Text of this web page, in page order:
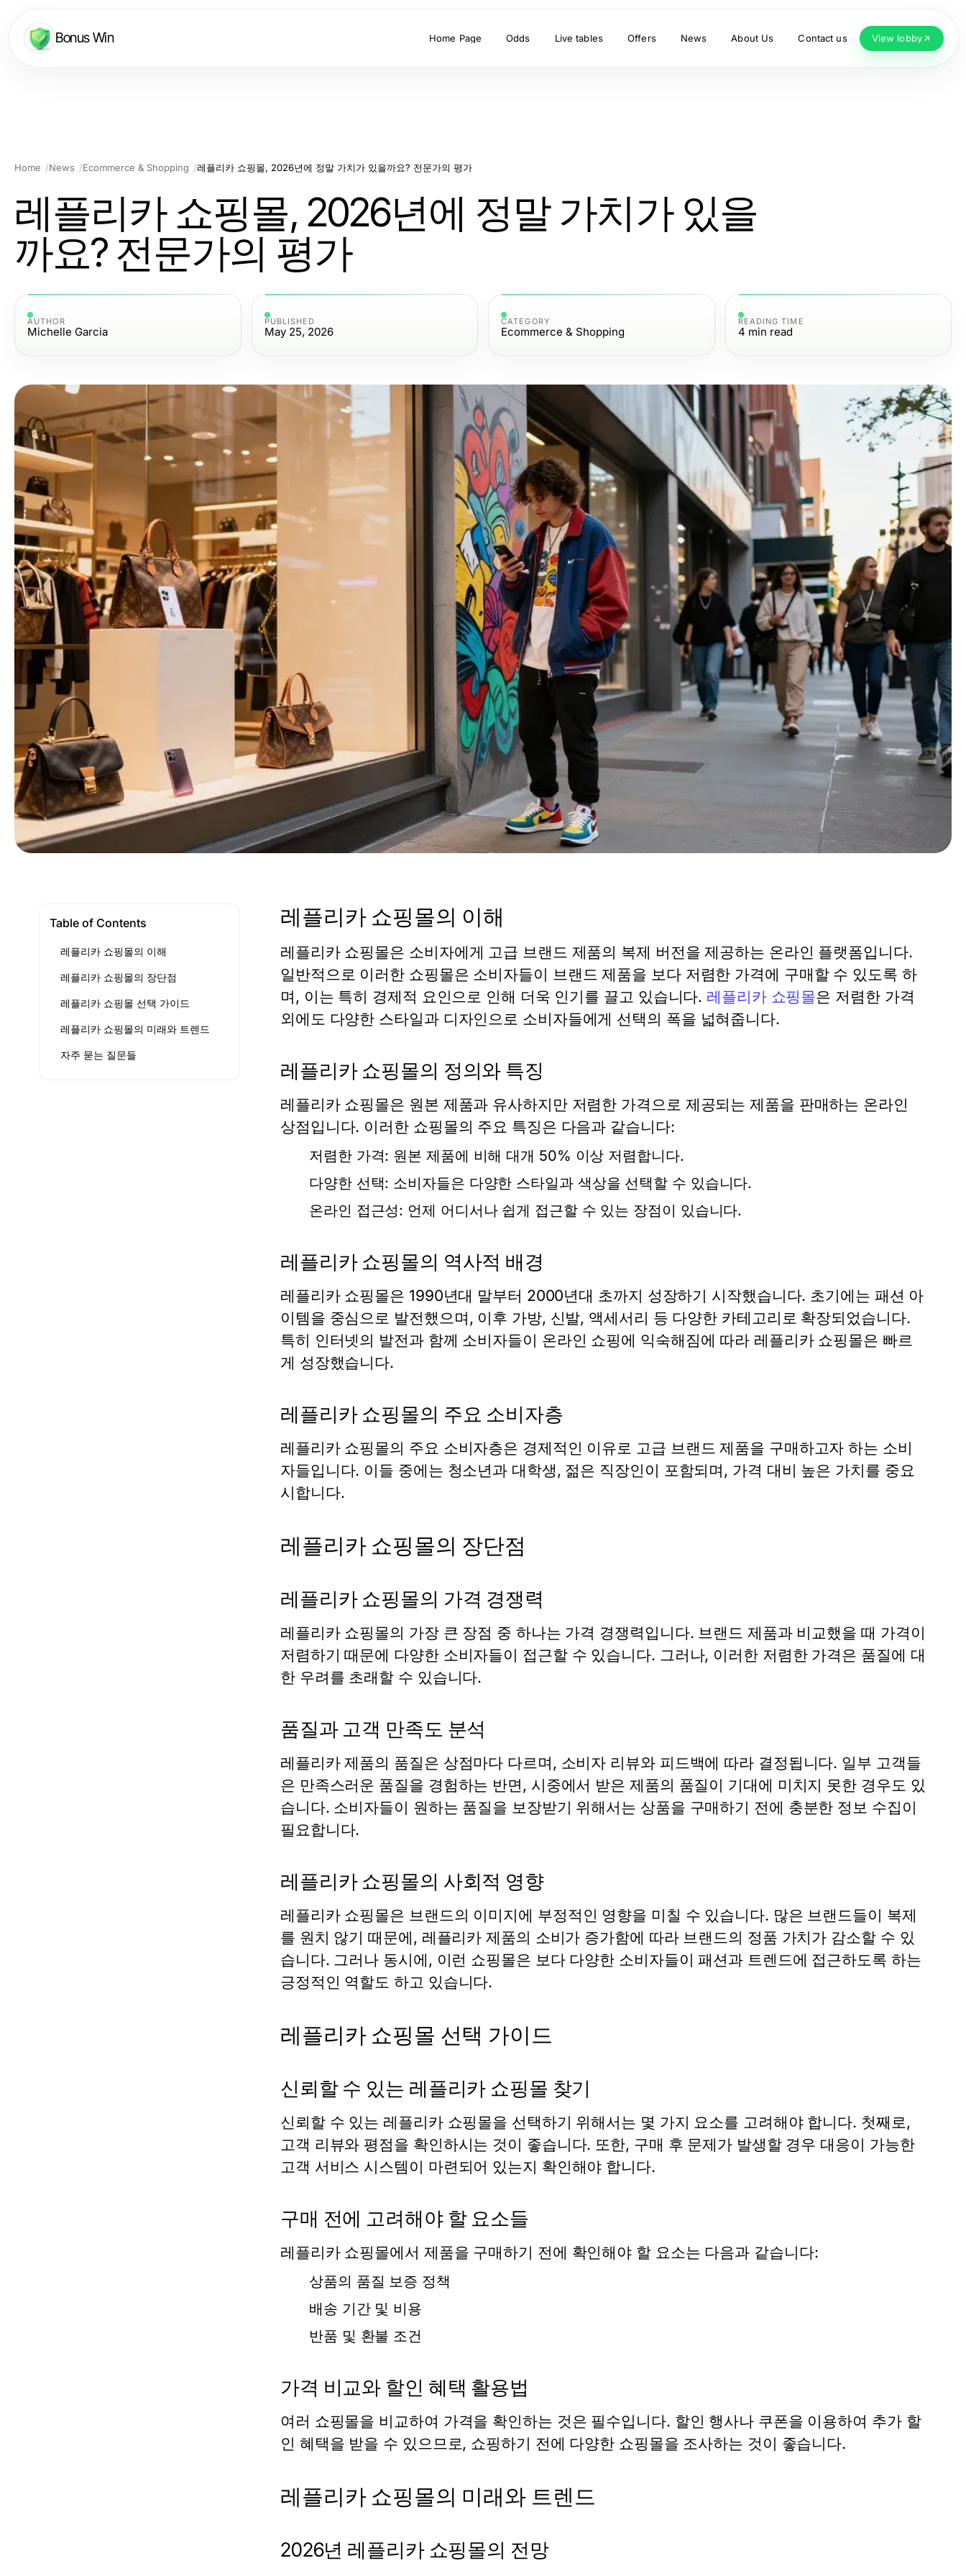
Bonus Win Home Page Odds Live tables Offers News About Us Contact us View lobby
Home News Ecommerce & Shopping 레플리카 쇼핑몰, 2026년에 정말 가치가 있을까요? 전문가의 평가
레플리카 쇼핑몰, 2026년에 정말 가치가 있을
까요? 전문가의 평가
AUTHOR
Michelle Garcia
PUBLISHED
May 25, 2026
CATEGORY
Ecommerce & Shopping
READING TIME
4 min read
Table of Contents
레플리카 쇼핑몰의 이해
레플리카 쇼핑몰의 장단점
레플리카 쇼핑몰 선택 가이드
레플리카 쇼핑몰의 미래와 트렌드
자주 묻는 질문들
레플리카 쇼핑몰의 이해
레플리카 쇼핑몰은 소비자에게 고급 브랜드 제품의 복제 버전을 제공하는 온라인 플랫폼입니다.
일반적으로 이러한 쇼핑몰은 소비자들이 브랜드 제품을 보다 저렴한 가격에 구매할 수 있도록 하
며, 이는 특히 경제적 요인으로 인해 더욱 인기를 끌고 있습니다. 레플리카 쇼핑몰은 저렴한 가격
외에도 다양한 스타일과 디자인으로 소비자들에게 선택의 폭을 넓혀줍니다.
레플리카 쇼핑몰의 정의와 특징
레플리카 쇼핑몰은 원본 제품과 유사하지만 저렴한 가격으로 제공되는 제품을 판매하는 온라인
상점입니다. 이러한 쇼핑몰의 주요 특징은 다음과 같습니다:
저렴한 가격: 원본 제품에 비해 대개 50% 이상 저렴합니다.
다양한 선택: 소비자들은 다양한 스타일과 색상을 선택할 수 있습니다.
온라인 접근성: 언제 어디서나 쉽게 접근할 수 있는 장점이 있습니다.
레플리카 쇼핑몰의 역사적 배경
레플리카 쇼핑몰은 1990년대 말부터 2000년대 초까지 성장하기 시작했습니다. 초기에는 패션 아
이템을 중심으로 발전했으며, 이후 가방, 신발, 액세서리 등 다양한 카테고리로 확장되었습니다.
특히 인터넷의 발전과 함께 소비자들이 온라인 쇼핑에 익숙해짐에 따라 레플리카 쇼핑몰은 빠르
게 성장했습니다.
레플리카 쇼핑몰의 주요 소비자층
레플리카 쇼핑몰의 주요 소비자층은 경제적인 이유로 고급 브랜드 제품을 구매하고자 하는 소비
자들입니다. 이들 중에는 청소년과 대학생, 젊은 직장인이 포함되며, 가격 대비 높은 가치를 중요
시합니다.
레플리카 쇼핑몰의 장단점
레플리카 쇼핑몰의 가격 경쟁력
레플리카 쇼핑몰의 가장 큰 장점 중 하나는 가격 경쟁력입니다. 브랜드 제품과 비교했을 때 가격이
저렴하기 때문에 다양한 소비자들이 접근할 수 있습니다. 그러나, 이러한 저렴한 가격은 품질에 대
한 우려를 초래할 수 있습니다.
품질과 고객 만족도 분석
레플리카 제품의 품질은 상점마다 다르며, 소비자 리뷰와 피드백에 따라 결정됩니다. 일부 고객들
은 만족스러운 품질을 경험하는 반면, 시중에서 받은 제품의 품질이 기대에 미치지 못한 경우도 있
습니다. 소비자들이 원하는 품질을 보장받기 위해서는 상품을 구매하기 전에 충분한 정보 수집이
필요합니다.
레플리카 쇼핑몰의 사회적 영향
레플리카 쇼핑몰은 브랜드의 이미지에 부정적인 영향을 미칠 수 있습니다. 많은 브랜드들이 복제
를 원치 않기 때문에, 레플리카 제품의 소비가 증가함에 따라 브랜드의 정품 가치가 감소할 수 있
습니다. 그러나 동시에, 이런 쇼핑몰은 보다 다양한 소비자들이 패션과 트렌드에 접근하도록 하는
긍정적인 역할도 하고 있습니다.
레플리카 쇼핑몰 선택 가이드
신뢰할 수 있는 레플리카 쇼핑몰 찾기
신뢰할 수 있는 레플리카 쇼핑몰을 선택하기 위해서는 몇 가지 요소를 고려해야 합니다. 첫째로,
고객 리뷰와 평점을 확인하시는 것이 좋습니다. 또한, 구매 후 문제가 발생할 경우 대응이 가능한
고객 서비스 시스템이 마련되어 있는지 확인해야 합니다.
구매 전에 고려해야 할 요소들
레플리카 쇼핑몰에서 제품을 구매하기 전에 확인해야 할 요소는 다음과 같습니다:
상품의 품질 보증 정책
배송 기간 및 비용
반품 및 환불 조건
가격 비교와 할인 혜택 활용법
여러 쇼핑몰을 비교하여 가격을 확인하는 것은 필수입니다. 할인 행사나 쿠폰을 이용하여 추가 할
인 혜택을 받을 수 있으므로, 쇼핑하기 전에 다양한 쇼핑몰을 조사하는 것이 좋습니다.
레플리카 쇼핑몰의 미래와 트렌드
2026년 레플리카 쇼핑몰의 전망